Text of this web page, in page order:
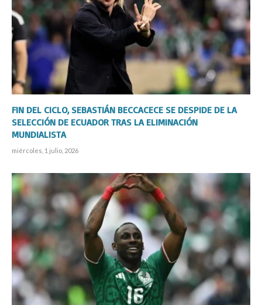
FIN DEL CICLO, SEBASTIÁN BECCACECE SE DESPIDE DE LA
SELECCIÓN DE ECUADOR TRAS LA ELIMINACIÓN
MUNDIALISTA
miércoles, 1 julio, 2026